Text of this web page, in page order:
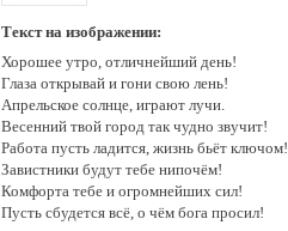
Текст на изображении:
Хорошее утро, отличнейший день!
Глаза открывай и гони свою лень!
Апрельское солнце, играют лучи.
Весенний твой город так чудно звучит!
Работа пусть ладится, жизнь бьёт ключом!
Завистники будут тебе нипочём!
Комфорта тебе и огромнейших сил!
Пусть сбудется всё, о чём бога просил!